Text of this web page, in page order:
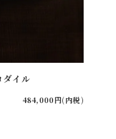
ダイル
484,000円(内税)